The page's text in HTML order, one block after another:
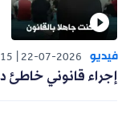
فيديو 22-07-2026
إجراء قانوني خاطئ